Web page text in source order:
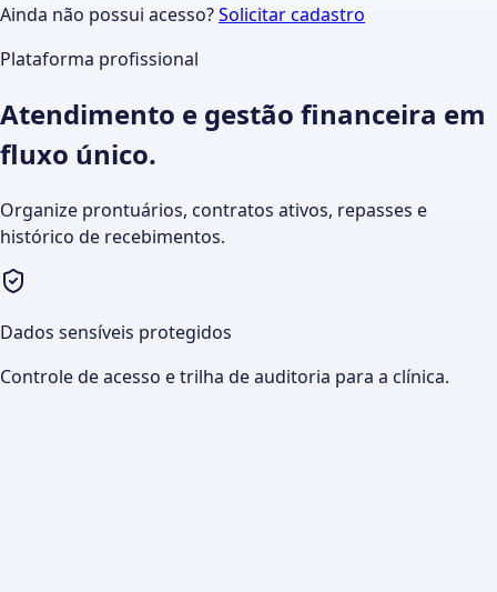
Ainda não possui acesso?Solicitar cadastro
Plataforma profissional
Atendimento e gestão financeira em
fluxo único.
Organize prontuários, contratos ativos, repasses e
histórico de recebimentos.
Dados sensíveis protegidos
Controle de acesso e trilha de auditoria para a clínica.